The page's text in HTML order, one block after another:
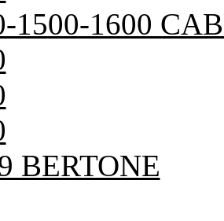
1500-1600
BERTONE